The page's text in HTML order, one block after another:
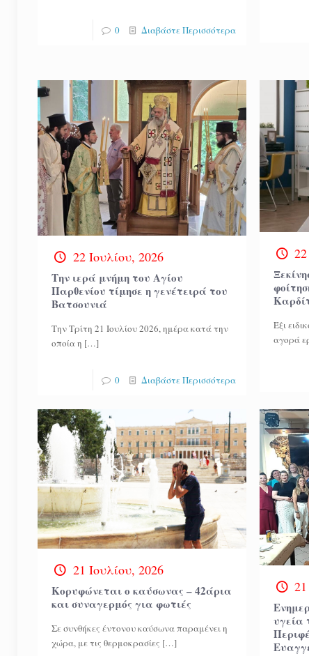
0 Διαβάστε Περισσότερα
22 Ιουλίου, 2026
Την ιερά μνήμη του Αγίου
Παρθενίου τίμησε η γενέτειρά του
Βατσουνιά
Την Τρίτη 21 Ιουλίου 2026, ημέρα κατά την
οποία η […]
0 Διαβάστε Περισσότερα
Έξι
αγορά
21 Ιουλίου, 2026
Κορυφώνεται ο καύσωνας – 42άρια
και συναγερμός για φωτιές
Σε συνθήκες έντονου καύσωνα παραμένει η
χώρα, με τις θερμοκρασίες […]
υγεία